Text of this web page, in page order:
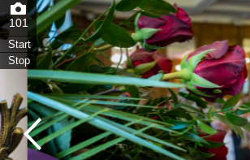
101
Start
Stop